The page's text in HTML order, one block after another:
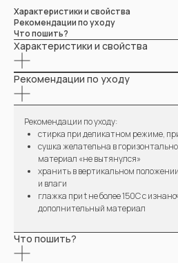
Характеристики и свойства
Рекомендации по уходу
Что пошить?
Характеристики и свойства
Рекомендации по уходу
Рекомендации по уходу:
стирка при деликатном режиме,
сушка желательна в
материал «не вытянулся»
хранить в вертикальном
и влаги
глажка при t не более 150С с
дополнительный материал
Что пошить?
ВАМ МОЖЕТ ПОНРАВИТЬСЯ